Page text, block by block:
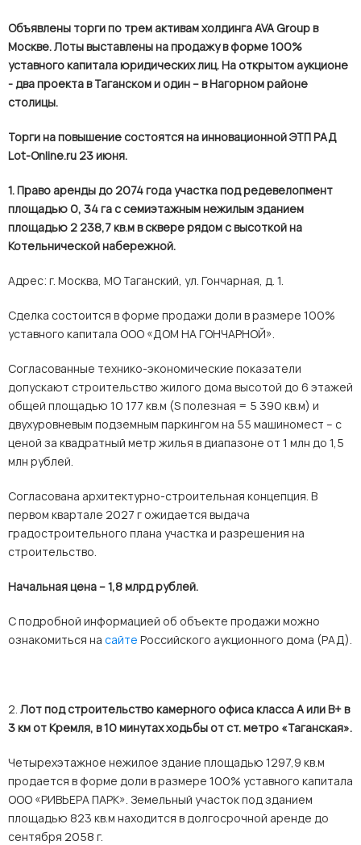
Объявлены торги по трем активам холдингаAVAGroupв
Москве. Лоты выставлены на продажу в форме 100%
уставного капитала юридических лиц. На открытом аукционе
- два проекта в Таганском и один – в Нагорном районе
столицы.
Торги на повышение состоятся на инновационной ЭТП РАД
Lot-Online.ru23 июня.
1. Право аренды до 2074 года участка под редевелопмент
площадью 0, 34 га с семиэтажным нежилым зданием
площадью 2 238,7 кв.м в сквере рядом с высоткой на
Котельнической набережной.
Адрес: г. Москва, МО Таганский, ул. Гончарная, д. 1.
Сделка состоится в форме продажи доли в размере 100%
уставного капитала ООО «ДОМ НА ГОНЧАРНОЙ».
Согласованные технико-экономические показатели
допускают строительство жилого дома высотой до 6 этажей
общей площадью 10 177 кв.м (Sполезная = 5 390 кв.м) и
двухуровневым подземным паркингом на 55 машиномест – с
ценой за квадратный метр жилья в диапазоне от 1 млн до 1,5
млн рублей.
Согласована архитектурно-строительная концепция. В
первом квартале 2027 г ожидается выдача
градостроительного плана участка и разрешения на
строительство.
Начальная цена – 1,8 млрд рублей.
С подробной информацией об объекте продажи можно
ознакомиться на сайте Российского аукционного дома (РАД).
2. Лот под строительство камерного офиса класса А или B+ в
3 км от Кремля, в 10 минутах ходьбы от ст. метро «Таганская».
Четырехэтажное нежилое здание площадью 1297,9 кв.м
продается в форме доли в размере 100% уставного капитала
ООО «РИВЬЕРА ПАРК». Земельный участок под зданием
площадью 823 кв.м находится в долгосрочной аренде до
сентября 2058 г.